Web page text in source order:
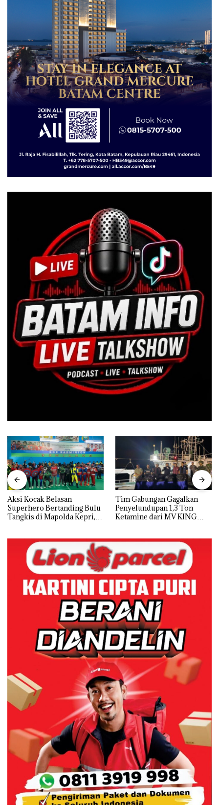
Aksi Kocak Belasan
Superhero Bertanding Bulu
Tangkis di Mapolda Kepri,
Tim Gabungan Gagalkan
Penyelundupan 1,3 Ton
Ketamine dari MV KING